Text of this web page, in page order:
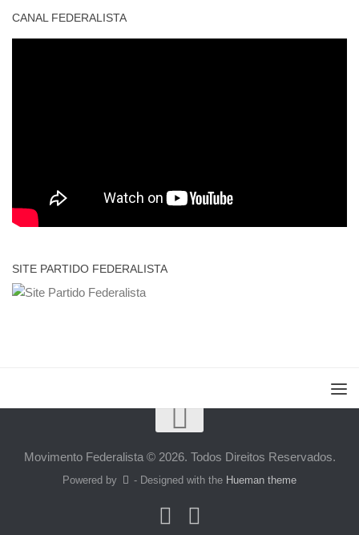
CANAL FEDERALISTA
SITE PARTIDO FEDERALISTA
Movimento Federalista © 2026. Todos Direitos Reservados.
Powered by - Designed with the Hueman theme